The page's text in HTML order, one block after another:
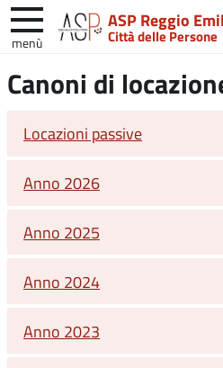
ASP Reggio
Città delle Persone
menù
nelCanoni di
Locazioni passive
Anno 2026
Anno 2025
Anno 2024
Anno 2023